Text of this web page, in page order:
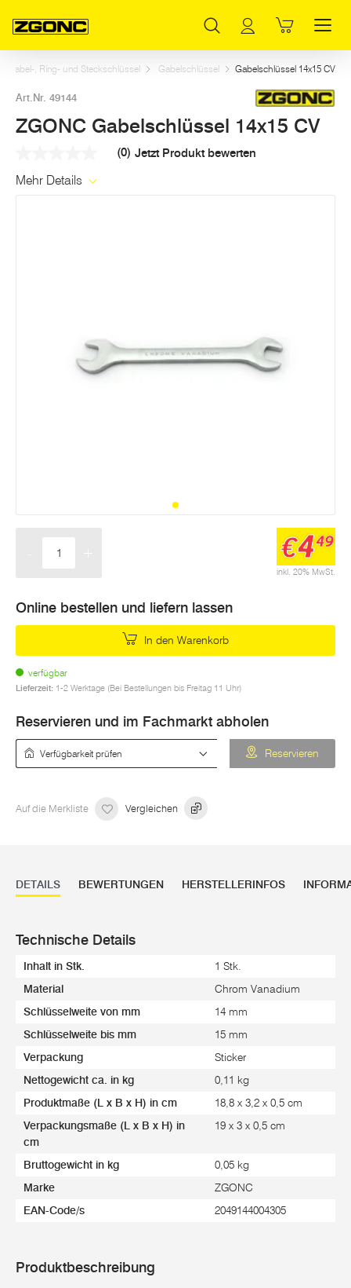
Gabel-, Ring- und Steckschlüssel Gabelschlüssel Gabelschlüssel 14x15 CV
Art.Nr. 49144
ZGONC Gabelschlüssel 14x15 CV
Link
(0) Jetzt Produkt bewerten
Mehr Details
inkl. 20% MwSt.
€449
Online bestellen und liefern lassen
In den Warenkorb
verfügbar
Lieferzeit: 1-2 Werktage (Bei Bestellungen bis Freitag 11 Uhr)
Reservieren und im Fachmarkt abholen
Reservieren
Auf die Merkliste Vergleichen
DETAILS BEWERTUNGEN HERSTELLERINFOS
Technische Details
Inhalt in Stk. 1 Stk.
Material Chrom Vanadium
Schlüsselweite von mm 14 mm
Schlüsselweite bis mm 15 mm
Verpackung Sticker
Nettogewicht ca. in kg 0,11 kg
Produktmaße (L x B x H) in cm 18,8 x 3,2 x 0,5 cm
Verpackungsmaße (L x B x H) in
cm
19 x 3 x 0,5 cm
Bruttogewicht in kg 0,05 kg
Marke ZGONC
EAN-Code/s 2049144004305
Produktbeschreibung